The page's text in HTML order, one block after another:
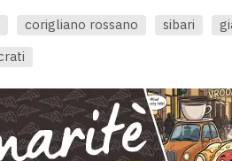
corigliano rossano sibari